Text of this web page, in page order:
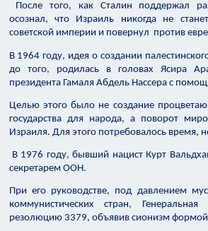
После того, как Сталин поддержал
осознал, что Израиль никогда не
советской империи и повернул против
В 1964 году, идея о создании
до того, родилась в головах Ясира
президента Гамаля Абдель Нассера с
Целью этого было не создание
государства для народа, а поворот
Израиля. Для этого потребовалось время,
В 1976 году, бывший нацист Курт
секретарем ООН.
При его руководстве, под давлением
коммунистических стран,
резолюцию 3379, объявив сионизм формой